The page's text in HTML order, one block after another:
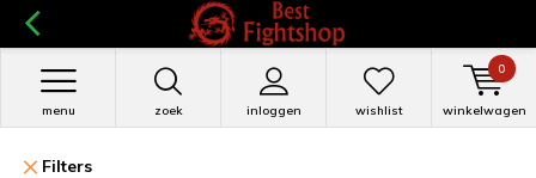
zoek inloggen
menu wishlist winkelwagen
0
Filters